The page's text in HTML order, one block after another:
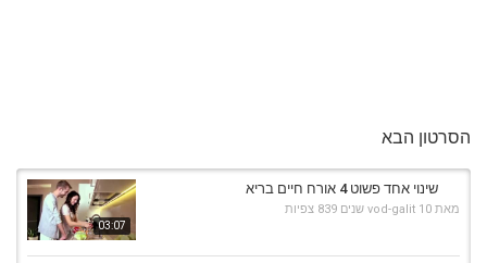
הסרטון הבא
03:07
שינוי אחד פשוט 4 אורח חיים בריא
מאת vod-galit 10 שנים 839 צפיות